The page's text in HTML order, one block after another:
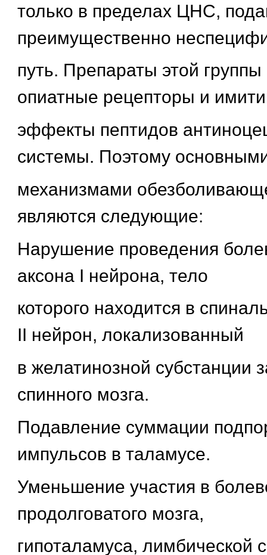
только в пределах ЦНС,
преимущественно
путь. Препараты этой
опиатные рецепторы и
эффекты пептидов
системы. Поэтому
механизмами
являются следующие:
Нарушение проведения
аксона I нейрона, тело
которого находится в
II нейрон, локализованный
в желатинозной субстанции
спинного мозга.
Подавление суммации
импульсов в таламусе.
Уменьшение участия в
продолговатого мозга,
гипоталамуса, лимбической